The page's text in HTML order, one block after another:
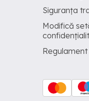
Siguranța
Modifică